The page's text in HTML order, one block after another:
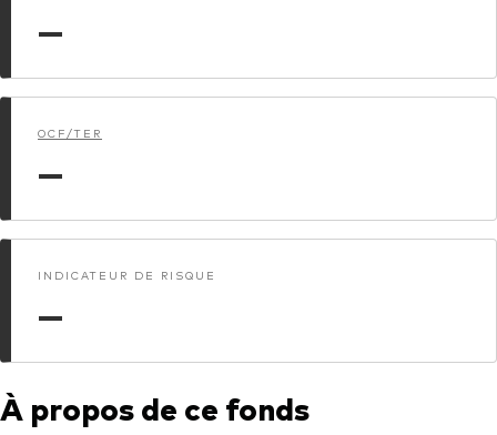
Actions
ESG
ETFs
Fonds indiciels
Comment investir avec nous
—
OCF/TER
—
INDICATEUR DE RISQUE
—
À propos de ce fonds